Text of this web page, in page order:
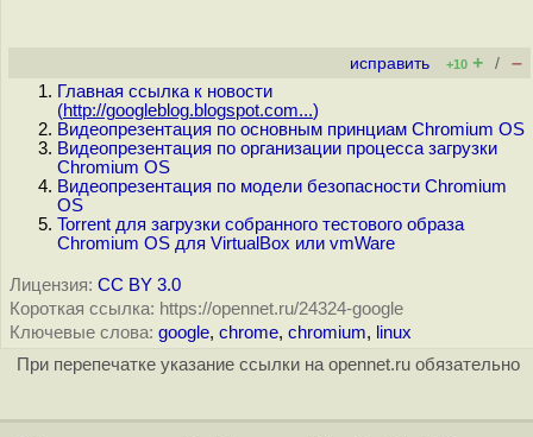
исправить +10 + / –
Главная ссылка к новости
(http://googleblog.blogspot.com...)
Видеопрезентация по основным принциам Chromium OS
Видеопрезентация по организации процесса загрузки
Chromium OS
Видеопрезентация по модели безопасности Chromium
OS
Torrent для загрузки собранного тестового образа
Chromium OS для VirtualBox или vmWare
Лицензия: CC BY 3.0
Короткая ссылка: https://opennet.ru/24324-google
Ключевые слова: google, chrome, chromium, linux
При перепечатке указание ссылки на opennet.ru обязательно